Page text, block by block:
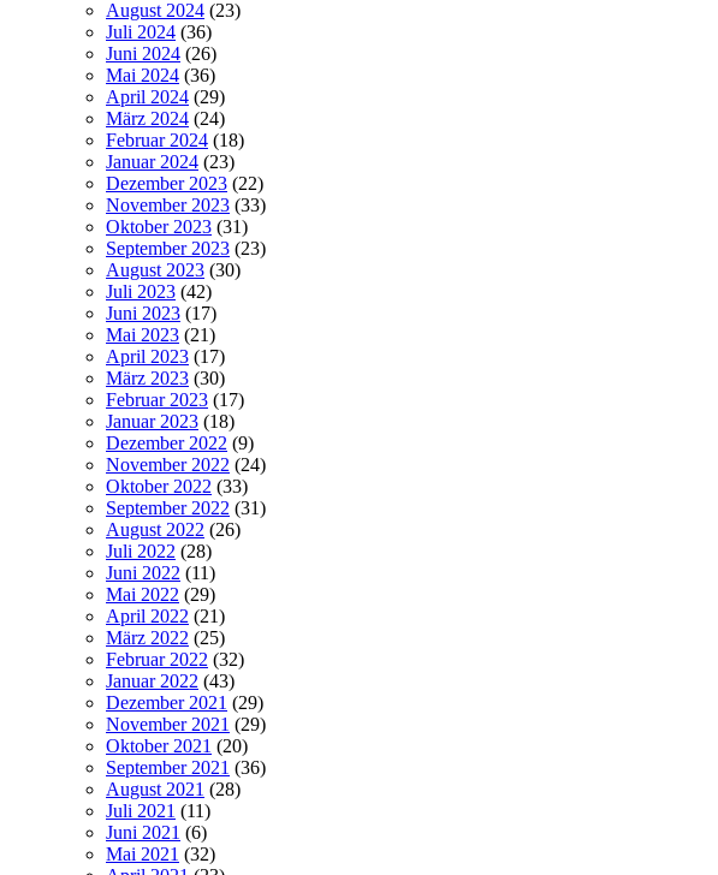
August 2024 (23)
Juli 2024 (36)
Juni 2024 (26)
Mai 2024 (36)
April 2024 (29)
März 2024 (24)
Februar 2024 (18)
Januar 2024 (23)
Dezember 2023 (22)
November 2023 (33)
Oktober 2023 (31)
September 2023 (23)
August 2023 (30)
Juli 2023 (42)
Juni 2023 (17)
Mai 2023 (21)
April 2023 (17)
März 2023 (30)
Februar 2023 (17)
Januar 2023 (18)
Dezember 2022 (9)
November 2022 (24)
Oktober 2022 (33)
September 2022 (31)
August 2022 (26)
Juli 2022 (28)
Juni 2022 (11)
Mai 2022 (29)
April 2022 (21)
März 2022 (25)
Februar 2022 (32)
Januar 2022 (43)
Dezember 2021 (29)
November 2021 (29)
Oktober 2021 (20)
September 2021 (36)
August 2021 (28)
Juli 2021 (11)
Juni 2021 (6)
Mai 2021 (32)